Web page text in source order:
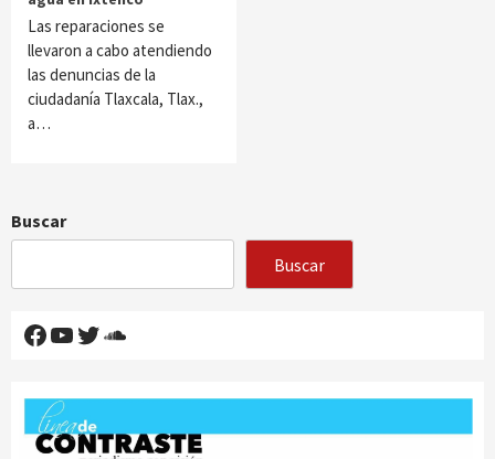
Las reparaciones se
llevaron a cabo atendiendo
las denuncias de la
ciudadanía Tlaxcala, Tlax.,
a…
Buscar
Buscar
Facebook
YouTube
Twitter
SoundCloud